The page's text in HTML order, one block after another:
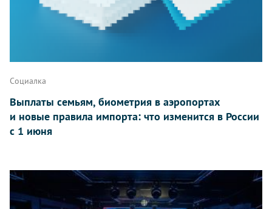
Социалка
Выплаты семьям, биометрия в аэропортах
и новые правила импорта: что изменится в России
с 1 июня